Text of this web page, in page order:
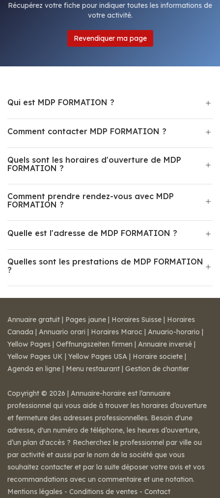
Récupérez votre fiche pour indiquer toutes les informations de
votre activité.
Revendiquer ma page
Qui est MDP FORMATION ?
Comment contacter MDP FORMATION ?
Quels sont les horaires d'ouverture de MDP
FORMATION ?
Comment prendre rendez-vous avec MDP
FORMATION ?
Quelle est l'adresse de MDP FORMATION ?
Quelles sont les prestations de MDP FORMATION
?
Annuaire gratuit | Pages jaune | Horaires Suisse | Horaires
Canada | Annuario orari | Horaires Maroc | Anuario-horario |
Yellow Pages | Oeffnungszeiten firmen | Annuaire inversé |
Yellow Pages UK | Yellow Pages USA | Horaire societe |
Agenda en ligne | Menu restaurant | Gestion de chantier
Copyright © 2026 | Annuaire-horaire est l’annuaire
professionnel qui vous aide à trouver les horaires d’ouverture
et fermeture des adresses professionnelles. Besoin d'une
adresse, d'un numéro de téléphone, les heures d’ouverture,
d’un plan d'accès ? Recherchez le professionnel par ville ou
par activité et aussi par le nom de la société que vous
souhaitez contacter et par la suite déposer votre avis et vos
recommandations avec un commentaire et une notation.
Mentions légales - Conditions de ventes - Contact